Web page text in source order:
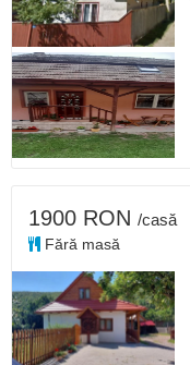
1900 RON /casă
Fără masă